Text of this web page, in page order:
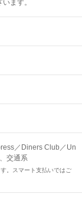
ます。
／Diners Club／Un
交通系
。スマート支払いではご